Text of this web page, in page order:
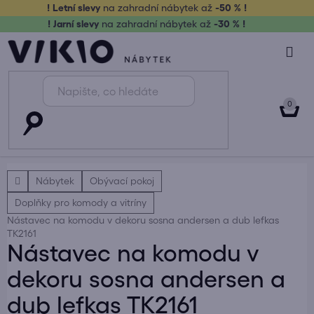
obsah
! Letní slevy na zahradní nábytek až-50 % !
! Jarní slevy na zahradní nábytek až -30 % !
DomůNábytek
Obývací pokoj
Doplňky pro komody a vitríny
Nástavec na komodu v dekoru sosna andersen a dub lefkas
TK2161
Nástavec na komodu v
dekoru sosna andersen a
dub lefkas TK2161